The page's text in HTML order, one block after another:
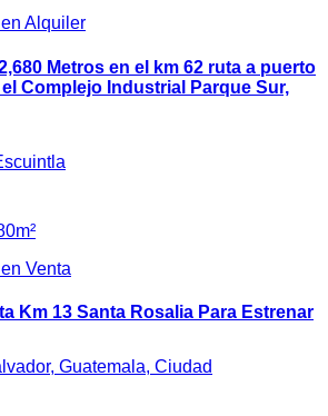
Alquiler
Metros en el km 62 ruta a puerto
Complejo Industrial Parque Sur,
m²
Venta
Km 13 Santa Rosalia Para Estrenar
Guatemala, Ciudad